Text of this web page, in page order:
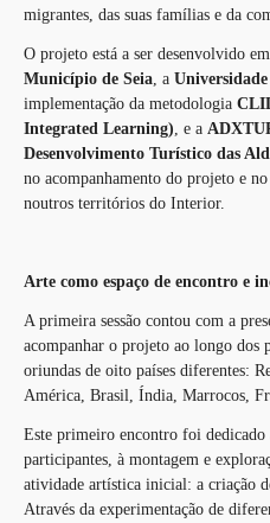
migrantes, das suas famílias e da
O projeto está a ser desenvolvido
Município de Seia , a
implementação da metodologia
Integrated Learning) , e a
Desenvolvimento Turístico das
no acompanhamento do projeto e
noutros territórios do Interior.
Arte como espaço de encontro e
A primeira sessão contou com a
acompanhar o projeto ao longo dos
oriundas de oito países diferentes:
América, Brasil, Índia, Marrocos,
Este primeiro encontro foi dedicado
participantes, à montagem e
atividade artística inicial: a criação
Através da experimentação de